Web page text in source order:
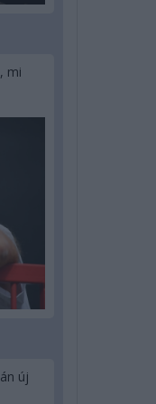
mi
új